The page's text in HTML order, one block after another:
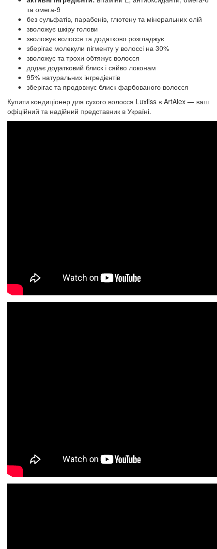
та омега‑9
без сульфатів, парабенів, глютену та мінеральних олій
зволожує шкіру голови
зволожує волосся та додатково розгладжує
зберігає молекули пігменту у волоссі на 30%
зволожує та трохи обтяжує волосся
додає додатковий блиск і сяйво локонам
95% натуральних інгредієнтів
зберігає та продовжує блиск фарбованого волосся
Купити кондиціонер для сухого волосся Luxliss в ArtAlex — ваш
офіційний та надійний представник в Україні.